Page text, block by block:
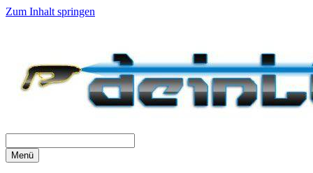
Zum Inhalt springen
Menü